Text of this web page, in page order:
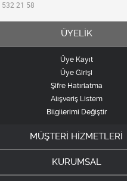
532 21 58
ÜYELİK
Üye Kayıt
Üye Girişi
Şifre Hatırlatma
Alışveriş Listem
Bilgilerimi Değiştir
MÜŞTERİ HİZMETLERİ
KURUMSAL